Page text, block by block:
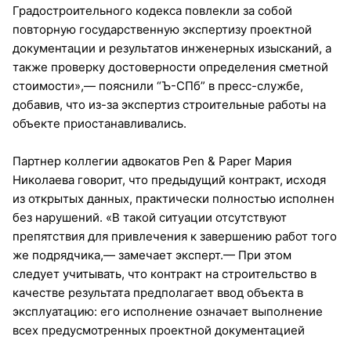
Градостроительного кодекса повлекли за собой
повторную государственную экспертизу проектной
документации и результатов инженерных изысканий, а
также проверку достоверности определения сметной
стоимости»,— пояснили “Ъ-СПб” в пресс-службе,
добавив, что из-за экспертиз строительные работы на
объекте приостанавливались.
Партнер коллегии адвокатов Pen & Paper Мария
Николаева говорит, что предыдущий контракт, исходя
из открытых данных, практически полностью исполнен
без нарушений. «В такой ситуации отсутствуют
препятствия для привлечения к завершению работ того
же подрядчика,— замечает эксперт.— При этом
следует учитывать, что контракт на строительство в
качестве результата предполагает ввод объекта в
эксплуатацию: его исполнение означает выполнение
всех предусмотренных проектной документацией